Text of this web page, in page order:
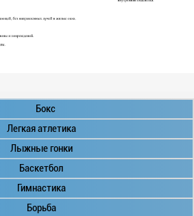
Бокс
Легкая атлетика
Лыжные гонки
Баскетбол
Гимнастика
Борьба